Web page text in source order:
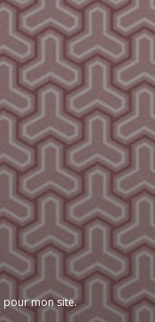
mon site.